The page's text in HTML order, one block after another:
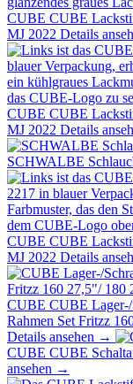
CUBE CUBE
MJ 2022 Details
CUBE CUBE
MJ 2022 Details
SCHWALBE
CUBE CUBE
MJ 2022 Details
CUBE CUBE Lager-/
Rahmen Set Fritzz
Details ansehen →
CUBE CUBE
ansehen →